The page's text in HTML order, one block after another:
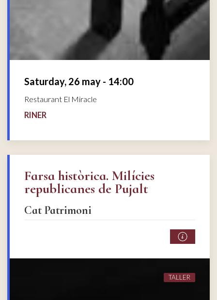
Saturday, 26 may - 14:00
Restaurant El Miracle
RINER
Farsa històrica. Milícies
republicanes de Pujalt
Cat Patrimoni
TALLER